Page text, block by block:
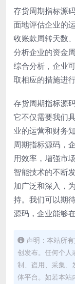
存货周期指标源
面地评估企业的
收账款周转天数
分析企业的资金
综合分析，企业
取相应的措施进行
存货周期指标源
它不仅需要我们
业的运营和财务
周期指标源码，
用效率，增强市
智能技术的不断
加广泛和深入，
持。我们可以期
源码，企业能够
声明：本站所
创发布。任何个人
制、盗用、采集、
体平台。如若本站